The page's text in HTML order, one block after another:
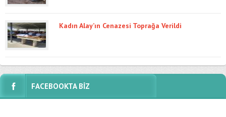
Kadın Alay’ın Cenazesi Toprağa Verildi
FACEBOOKTA BİZ